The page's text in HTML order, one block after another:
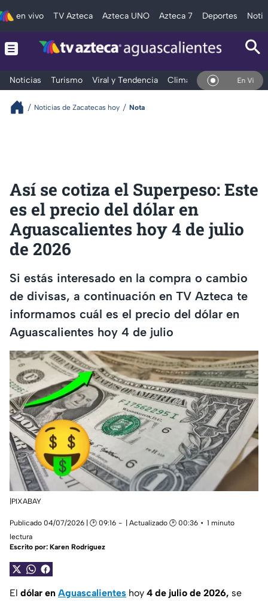
en vivo TV Azteca Azteca UNO Azteca 7 Deportes
Noticias Turismo Viral y Tendencia Clima Deportes En Vivo
Noticias de Zacatecas hoy Nota
Así se cotiza el Superpeso: Este
es el precio del dólar en
Aguascalientes hoy 4 de julio
de 2026
Si estás interesado en la compra o cambio
de divisas, a continuación en TV Azteca te
informamos cuál es el precio del dólar en
Aguascalientes hoy 4 de julio
|PIXABAY
Publicado 04/07/2026 | 🕑 09:16 | Actualizado 🕑 00:36
1 minuto
lectura
Escrito por: Karen Rodríguez
El dólar en Aguascalientes hoy 4 de julio de 2026, se